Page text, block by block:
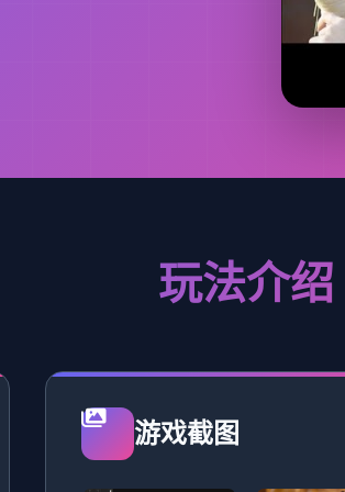
玩法介绍
游戏截图